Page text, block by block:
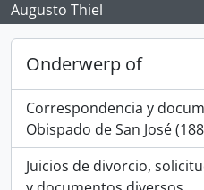
Augusto Thiel
Onderwerp of
Correspondencia y
Obispado de San José
Juicios de divorcio,